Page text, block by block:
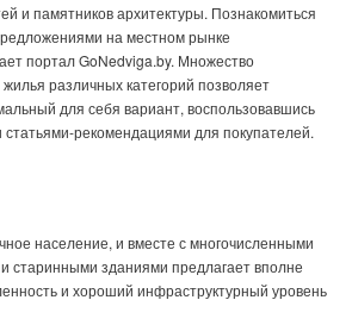
и памятников архитектуры. Познакомиться
на местном рынке
портал GoNedviga.by. Множество
различных категорий позволяет
для себя вариант, воспользовавшись
статьями-рекомендациями для покупателей.
население, и вместе с многочисленными
старинными зданиями предлагает вполне
и хороший инфраструктурный уровень